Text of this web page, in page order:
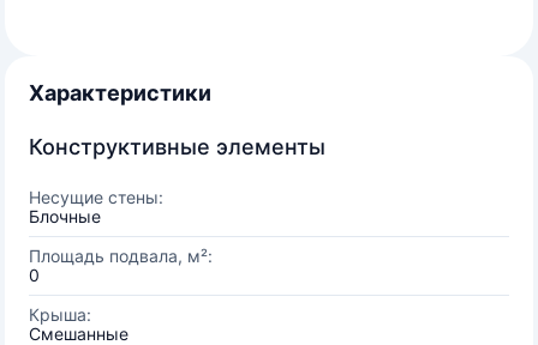
Характеристики
Конструктивные элементы
Несущие стены:
Блочные
Площадь подвала, м²:
0
Крыша:
Смешанные